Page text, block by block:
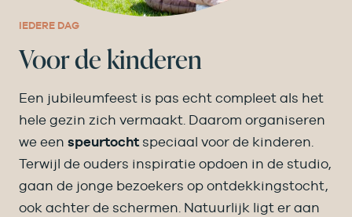
IEDERE DAG
Voor de kinderen
Een jubileumfeest is pas echt compleet als het
hele gezin zich vermaakt. Daarom organiseren
we een speurtocht speciaal voor de kinderen.
Terwijl de ouders inspiratie opdoen in de studio,
gaan de jonge bezoekers op ontdekkingstocht,
ook achter de schermen. Natuurlijk ligt er aan